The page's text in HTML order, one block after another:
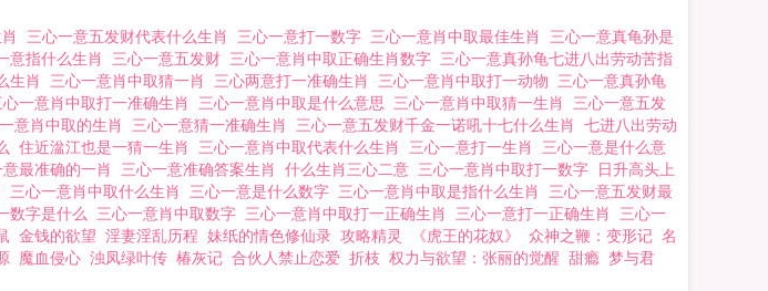
三心一意五发财代表什么生肖 三心一意打一数字 三心一意肖中取最佳生肖 三心一意真龟孙是
意指什么生肖 三心一意五发财 三心一意肖中取正确生肖数字 三心一意真孙龟七进八出劳动苦指
生肖 三心一意肖中取猜一肖 三心两意打一准确生肖 三心一意肖中取打一动物 三心一意真孙龟
一意肖中取打一准确生肖 三心一意肖中取是什么意思 三心一意肖中取猜一生肖 三心一意五发
意肖中取的生肖 三心一意猜一准确生肖 三心一意五发财千金一诺吼十七什么生肖 七进八出劳动
住近湓江也是一猜一生肖 三心一意肖中取代表什么生肖 三心一意打一生肖 三心一意是什么意
最准确的一肖 三心一意准确答案生肖 什么生肖三心二意 三心一意肖中取打一数字 日升高头上
三心一意肖中取什么生肖 三心一意是什么数字 三心一意肖中取是指什么生肖 三心一意五发财最
数字是什么 三心一意肖中取数字 三心一意肖中取打一正确生肖 三心一意打一正确生肖 三心一
金钱的欲望 淫妻淫乱历程 妹纸的情色修仙录 攻略精灵 《虎王的花奴》 众神之鞭：变形记 名
魔血侵心 浊凤绿叶传 椿灰记 合伙人禁止恋爱 折枝 权力与欲望：张丽的觉醒 甜瘾 梦与君